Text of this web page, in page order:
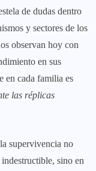
de dudas dentro
y sectores de los
observan hoy con
en sus
en cada familia es
las réplicas
supervivencia no
sino en